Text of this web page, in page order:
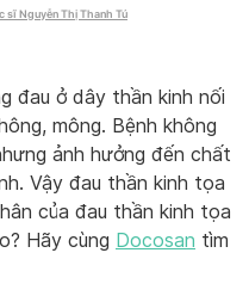
sĩ Nguyễn Thị Thanh Tú
đau ở dây thần kinh nối
mông. Bệnh không
ảnh hưởng đến chất
Vậy đau thần kinh tọa
của đau thần kinh tọa
Hãy cùng Docosan tìm